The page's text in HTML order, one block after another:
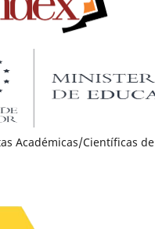
Académicas/Científicas de